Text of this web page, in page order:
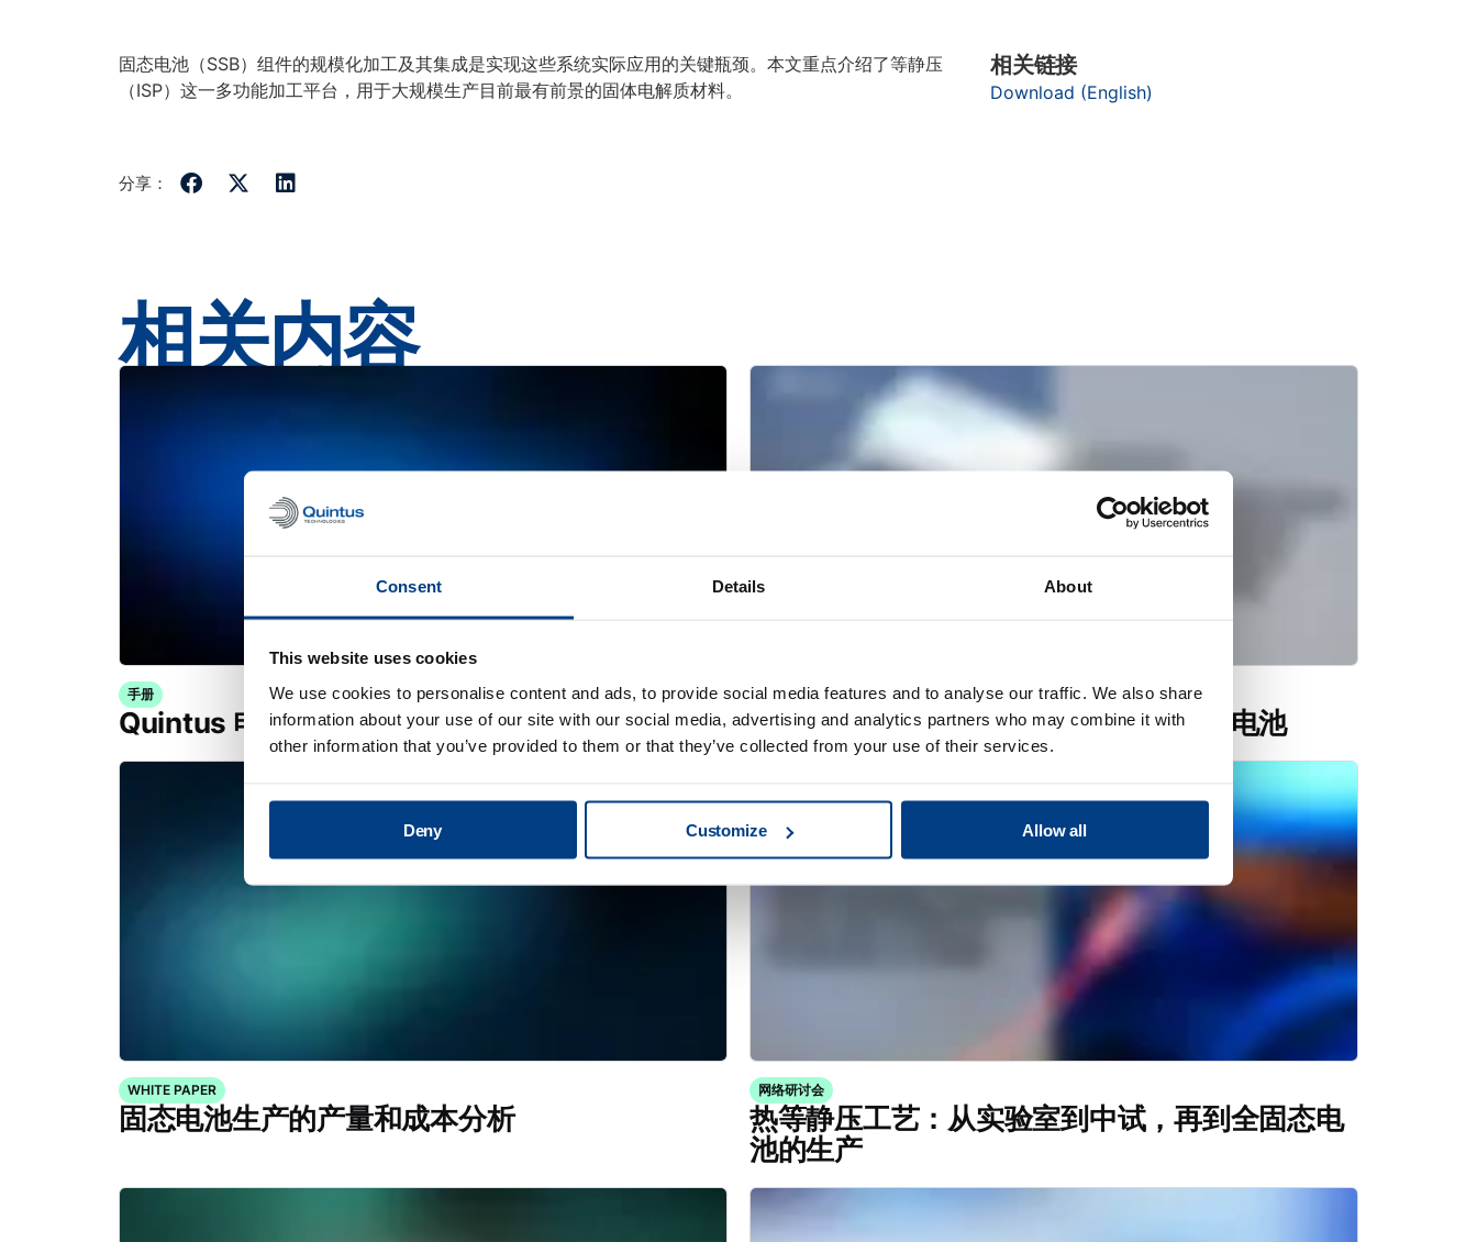
Consent Details About
This website uses cookies
We use cookies to personalise content and ads, to provide social media features and to analyse our traffic. We also share
information about your use of our site with our social media, advertising and analytics partners who may combine it with
other information that you’ve provided to them or that they’ve collected from your use of their services.
Deny Customize Allow all
固态电池（SSB）组件的规模化加工及其集成是实现这些系统实际应用的关键瓶颈。本文重点介绍了等静压
（ISP）这一多功能加工平台，用于大规模生产目前最有前景的固体电解质材料。
相关链接
Download (English)
分享：
相关内容
手册
Quintus 电池压机用于中试规模的 ASSB 生产
网络研讨会
优化用温热等静压法加工的硫化物固态电池
WHITE PAPER
固态电池生产的产量和成本分析
网络研讨会
热等静压工艺：从实验室到中试，再到全固态电
池的生产